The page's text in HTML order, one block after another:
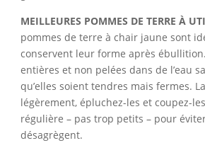
MEILLEURES POMMES DE TERRE À
pommes de terre à chair jaune sont
conservent leur forme après
entières et non pelées dans de l’eau
qu’elles soient tendres mais fermes.
légèrement, épluchez-les et coupez-
régulière – pas trop petits – pour
désagrègent.